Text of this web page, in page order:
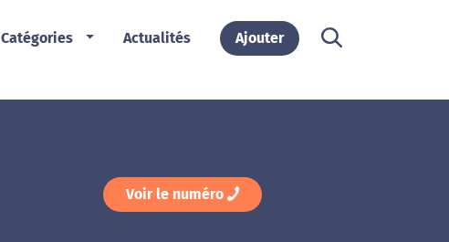
Catégories Actualités Ajouter
Voir le numéro